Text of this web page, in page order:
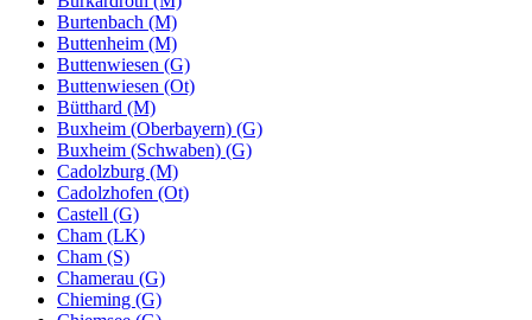
Burtenbach (M)
Buttenheim (M)
Buttenwiesen (G)
Buttenwiesen (Ot)
Bütthard (M)
Buxheim (Oberbayern) (G)
Buxheim (Schwaben) (G)
Cadolzburg (M)
Cadolzhofen (Ot)
Castell (G)
Cham (LK)
Cham (S)
Chamerau (G)
Chieming (G)